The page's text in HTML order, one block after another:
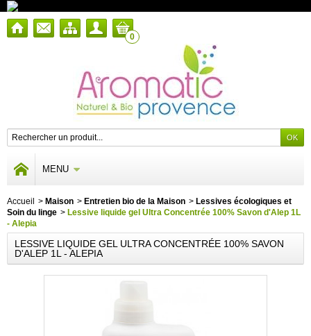
0
MENU
Accueil > Maison > Entretien bio de la Maison > Lessives écologiques et
Soin du linge > Lessive liquide gel Ultra Concentrée 100% Savon d'Alep 1L
- Alepia
LESSIVE LIQUIDE GEL ULTRA CONCENTRÉE 100% SAVON
D'ALEP 1L - ALEPIA